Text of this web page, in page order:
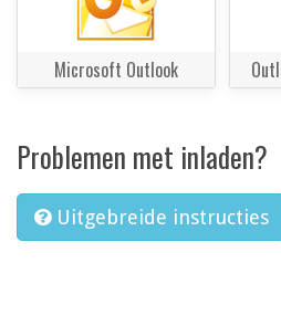
Microsoft Outlook
Problemen met inladen?
Uitgebreide instructies